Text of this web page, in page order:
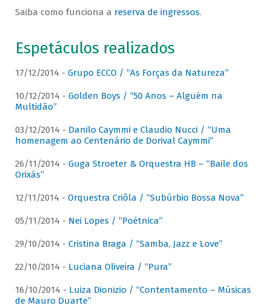
Saiba como funciona a reserva de ingressos.
Espetáculos realizados
17/12/2014 - Grupo ECCO / “As Forças da Natureza”
10/12/2014 - Golden Boys / “50 Anos – Alguém na
Multidão”
03/12/2014 - Danilo Caymmi e Claudio Nucci / “Uma
homenagem ao Centenário de Dorival Caymmi”
26/11/2014 - Guga Stroeter & Orquestra HB – “Baile dos
Orixás”
12/11/2014 - Orquestra Criôla / “Subúrbio Bossa Nova”
05/11/2014 - Nei Lopes / “Poétnica”
29/10/2014 - Cristina Braga / “Samba, Jazz e Love”
22/10/2014 - Luciana Oliveira / “Pura”
16/10/2014 - Luiza Dionizio / “Contentamento – Músicas
de Mauro Duarte”